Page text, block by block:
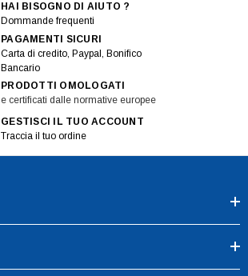
HAI BISOGNO DI AIUTO ?
Dommande frequenti
PAGAMENTI SICURI
Carta di credito, Paypal, Bonifico
Bancario
PRODOTTI OMOLOGATI
e certificati dalle normative europee
GESTISCI IL TUO ACCOUNT
Traccia il tuo ordine